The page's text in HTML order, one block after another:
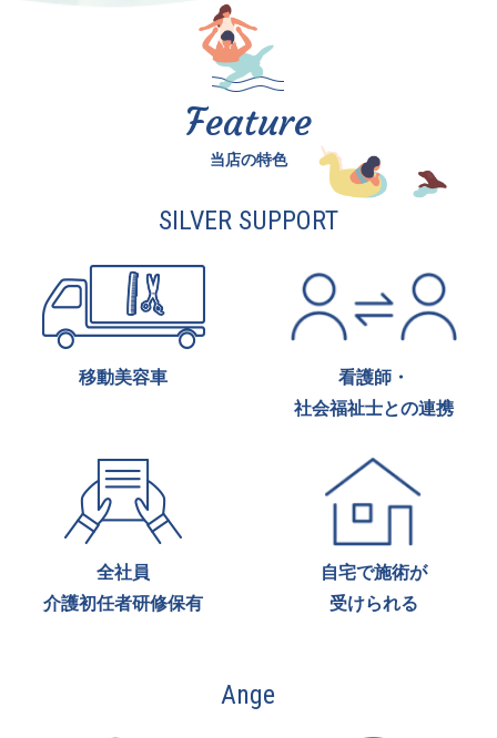
Feature
当店の特色
SILVER SUPPORT
移動美容車
看護師・
社会福祉士との連携
全社員
介護初任者研修保有
自宅で施術が
受けられる
Ange